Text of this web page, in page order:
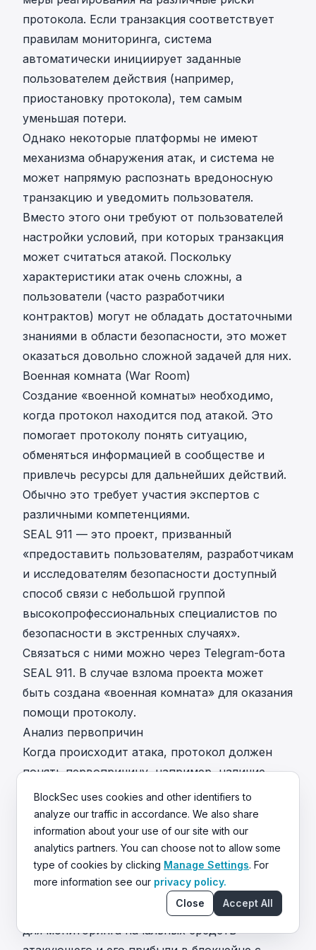
протокола. Если транзакция соответствует
правилам мониторинга, система
автоматически инициирует заданные
пользователем действия (например,
приостановку протокола), тем самым
уменьшая потери.
Однако некоторые платформы не имеют
механизма обнаружения атак, и система не
может напрямую распознать вредоносную
транзакцию и уведомить пользователя.
Вместо этого они требуют от пользователей
настройки условий, при которых транзакция
может считаться атакой. Поскольку
характеристики атак очень сложны, а
пользователи (часто разработчики
контрактов) могут не обладать достаточными
знаниями в области безопасности, это может
оказаться довольно сложной задачей для них.
Военная комната (War Room)
Создание «военной комнаты» необходимо,
когда протокол находится под атакой. Это
помогает протоколу понять ситуацию,
обменяться информацией в сообществе и
привлечь ресурсы для дальнейших действий.
Обычно это требует участия экспертов с
различными компетенциями.
SEAL 911 — это проект, призванный
«предоставить пользователям, разработчикам
и исследователям безопасности доступный
способ связи с небольшой группой
высокопрофессиональных специалистов по
безопасности в экстренных случаях».
Связаться с ними можно через Telegram-бота
SEAL 911. В случае взлома проекта может
быть создана «военная комната» для оказания
помощи протоколу.
Анализ первопричин
Когда происходит атака, протокол должен
понять первопричину, например, наличие
уязвимости в смарт-контрактах и то, как она
была использована. Для этого нужны
полезные инструменты анализа транзакций
атаки. Для этой цели можно использовать
Phalcon Explorer, OpenChainиTenderly.
Отслеживание потока средств
Отслеживание потока средств необходимо
для мониторинга начальных средств
BlockSec uses cookies and other identifiers to
analyze our traffic in accordance. We also share
information about your use of our site with our
analytics partners. You can choose not to allow some
type of cookies by clicking Manage Settings. For
more information see our privacy policy.
Close
Accept All